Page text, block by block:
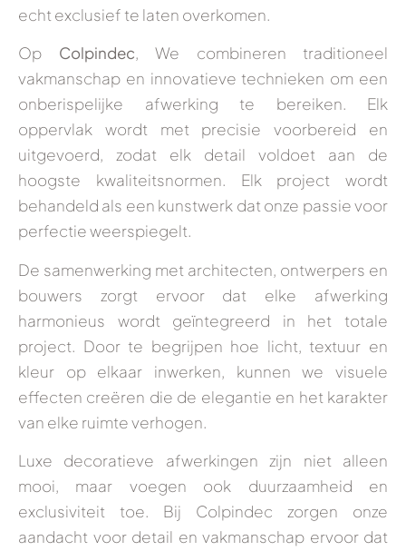
echt exclusief te laten overkomen.
Op Colpindec, We combineren traditioneel
vakmanschap en innovatieve technieken om een
onberispelijke afwerking te bereiken. Elk
oppervlak wordt met precisie voorbereid en
uitgevoerd, zodat elk detail voldoet aan de
hoogste kwaliteitsnormen. Elk project wordt
behandeld als een kunstwerk dat onze passie voor
perfectie weerspiegelt.
De samenwerking met architecten, ontwerpers en
bouwers zorgt ervoor dat elke afwerking
harmonieus wordt geïntegreerd in het totale
project. Door te begrijpen hoe licht, textuur en
kleur op elkaar inwerken, kunnen we visuele
effecten creëren die de elegantie en het karakter
van elke ruimte verhogen.
Luxe decoratieve afwerkingen zijn niet alleen
mooi, maar voegen ook duurzaamheid en
exclusiviteit toe. Bij Colpindec zorgen onze
aandacht voor detail en vakmanschap ervoor dat